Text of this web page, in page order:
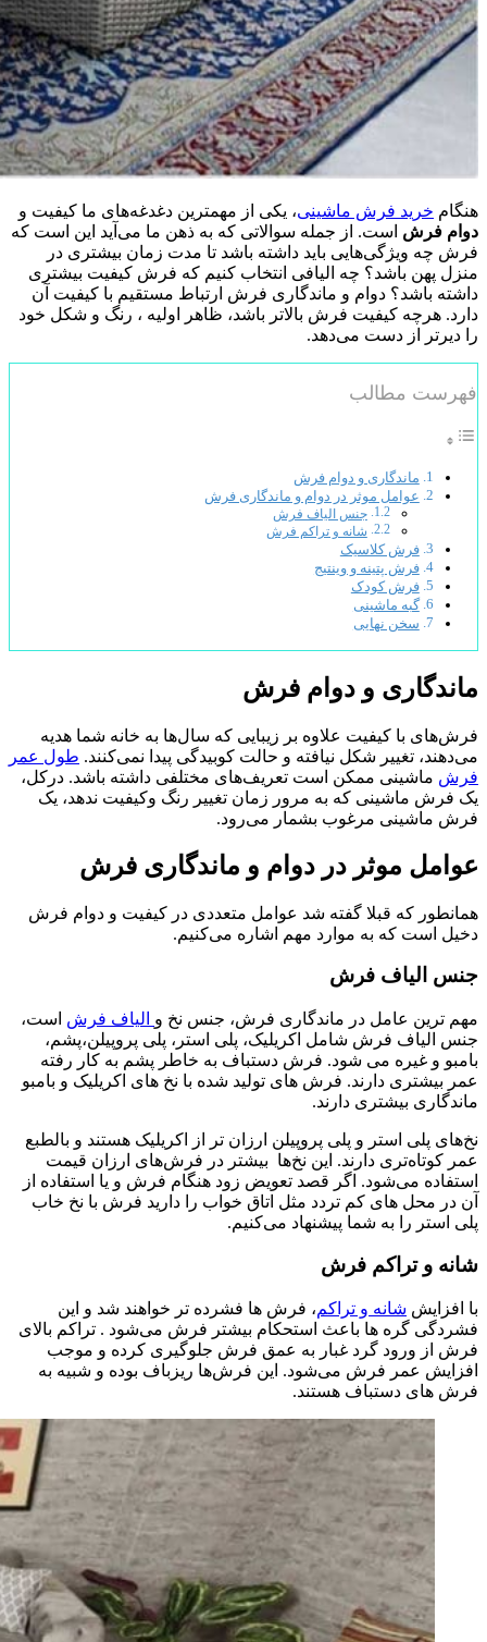
هنگام خرید فرش ماشینی، یکی از مهمترین دغدغه‌های ما کیفیت و
دوام فرش است. از جمله سوالاتی که به ذهن ما می‌آید این است که
فرش چه ویژگی‌هایی باید داشته باشد تا مدت زمان بیشتری در
منزل پهن باشد؟ چه الیافی انتخاب کنیم که فرش کیفیت بیشتری
داشته باشد؟ دوام و ماندگاری فرش ارتباط مستقیم با کیفیت آن
دارد. هرچه کیفیت فرش بالاتر باشد، ظاهر اولیه ، رنگ و شکل خود
را دیرتر از دست می‌دهد.
فهرست مطالب
ماندگاری و دوام فرش
عوامل موثر در دوام و ماندگاری فرش
جنس الیاف فرش
شانه و تراکم فرش
فرش کلاسیک
فرش پتینه و وینتیج
فرش کودک
گبه ماشینی
سخن نهایی
ماندگاری و دوام فرش
فرش‌های با کیفیت علاوه بر زیبایی که سال‌ها به خانه شما هدیه
می‌دهند، تغییر شکل نیافته و حالت کوبیدگی پیدا نمی‌کنند. طول عمر
فرش ماشینی ممکن است تعریف‌های مختلفی داشته باشد. درکل،
یک فرش ماشینی که به مرور زمان تغییر رنگ وکیفیت ندهد، یک
فرش ماشینی مرغوب بشمار می‌رود.
عوامل موثر در دوام و ماندگاری فرش
همانطور که قبلا گفته شد عوامل متعددی در کیفیت و دوام فرش
دخیل است که به موارد مهم اشاره می‌کنیم.
جنس الیاف فرش
مهم ترین عامل در ماندگاری فرش، جنس نخ و الیاف فرش است،
جنس الیاف فرش شامل اکریلیک، پلی استر، پلی پروپیلن،پشم،
بامبو و غیره می شود. فرش‌ دستباف به خاطر پشم به کار رفته
عمر بیشتری دارند. فرش های تولید شده با نخ های اکریلیک و بامبو
ماندگاری بیشتری دارند.
نخ‌های پلی استر و پلی پروپیلن ارزان تر از اکریلیک هستند و بالطبع
عمر کوتاه‌تری دارند. این نخ‌ها بیشتر در فرش‌های ارزان قیمت
استفاده می‌شود. اگر قصد تعویض زود هنگام فرش و یا استفاده از
آن در محل های کم تردد مثل اتاق خواب را دارید فرش با نخ خاب
پلی استر را به شما پیشنهاد می‌کنیم.
شانه و تراکم فرش
با افزایش شانه و تراکم، فرش ها فشرده تر خواهند شد و این
فشردگی گره ها باعث استحکام بیشتر فرش می‌شود . تراکم بالای
فرش از ورود گرد غبار به عمق فرش جلوگیری کرده و موجب
افزایش عمر فرش می‌شود. این فرش‌ها ریزباف بوده و شبیه به
فرش های دستباف هستند.